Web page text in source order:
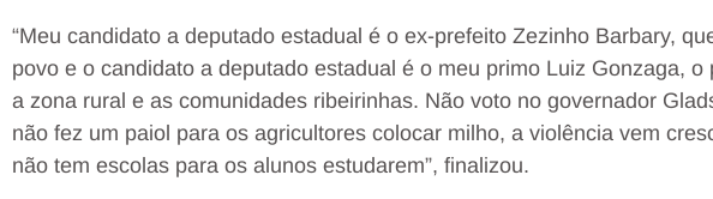
“Meu candidato a deputado estadual é o ex-prefeito Zezinho Barbary,
povo e o candidato a deputado estadual é o meu primo Luiz Gonzaga,
a zona rural e as comunidades ribeirinhas. Não voto no governador
não fez um paiol para os agricultores colocar milho, a violência vem
não tem escolas para os alunos estudarem”, finalizou.